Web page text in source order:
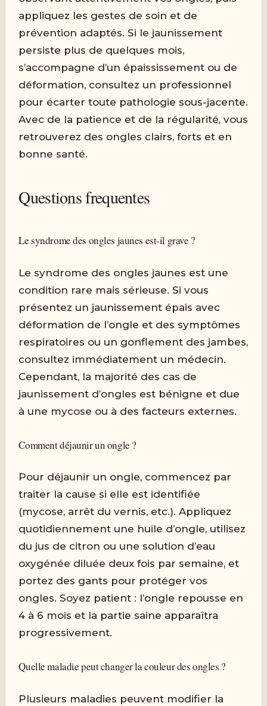
appliquez les gestes de soin et de
prévention adaptés. Si le jaunissement
persiste plus de quelques mois,
s’accompagne d’un épaississement ou de
déformation, consultez un professionnel
pour écarter toute pathologie sous-jacente.
Avec de la patience et de la régularité, vous
retrouverez des ongles clairs, forts et en
bonne santé.
Questions frequentes
Le syndrome des ongles jaunes est-il grave ?
Le syndrome des ongles jaunes est une
condition rare mais sérieuse. Si vous
présentez un jaunissement épais avec
déformation de l’ongle et des symptômes
respiratoires ou un gonflement des jambes,
consultez immédiatement un médecin.
Cependant, la majorité des cas de
jaunissement d’ongles est bénigne et due
à une mycose ou à des facteurs externes.
Comment déjaunir un ongle ?
Pour déjaunir un ongle, commencez par
traiter la cause si elle est identifiée
(mycose, arrêt du vernis, etc.). Appliquez
quotidiennement une huile d’ongle, utilisez
du jus de citron ou une solution d’eau
oxygénée diluée deux fois par semaine, et
portez des gants pour protéger vos
ongles. Soyez patient : l’ongle repousse en
4 à 6 mois et la partie saine apparaîtra
progressivement.
Quelle maladie peut changer la couleur des ongles ?
Plusieurs maladies peuvent modifier la